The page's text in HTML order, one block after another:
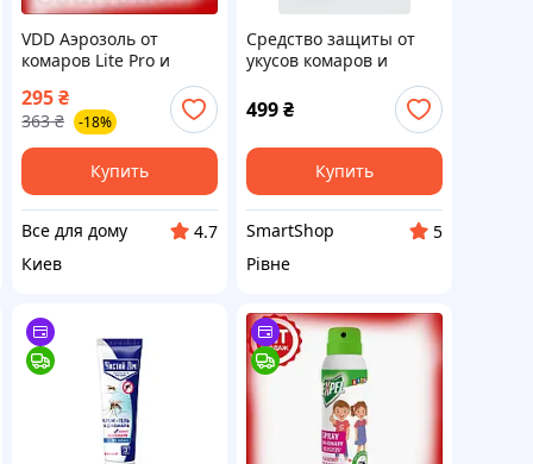
VDD Аэрозоль от
комаров Lite Pro и
репеллент для защиты
от укусов насекомых от
мошек VDD11-S
295₴
363 ₴ -18%
Купить
Все для дому
4.7
Киев
Средство защиты от
укусов комаров и
насекомых Biteaid, с
креплением к
телефону
499₴
Купить
SmartShop
5
Рівне